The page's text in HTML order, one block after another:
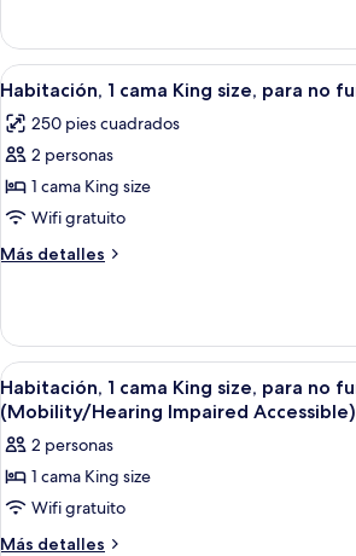
para
no
fumadores
Deluxe,
camas
para
no
Abrir
todas
las
fotos
de
Habitación,
1
cama
size,
para
no
fumadores
Una
6
Habitación, 1 cama King size, para no
250 pies cuadrados
2 personas
1 cama King size
Wifi gratuito
Más detalles
Más
1
cama
King
size,
para
no
fumadores
Abrir
todas
las
fotos
de
Habitación,
1
Una
5
Habitación, 1 cama King size, para no
(Mobility/Hearing Impaired Accessible)
2 personas
1 cama King size
Wifi gratuito
Más detalles
Más